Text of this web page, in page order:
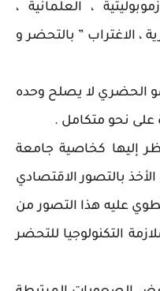
، العلمانية ،
، الاغتراب ” بالتحضر و
الحضري لا يصلح وحده
على نحو متكامل .
إليها كخاصية جامعة
بالتصور الاقتصادي
عليه هذا التصور من
التكنولوجيا للتحضر